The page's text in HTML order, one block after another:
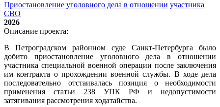
Приостановление уголовного дела в отношении участника
СВО
2026
Описание проекта:
В Петроградском районном суде Санкт-Петербурга было
добито приостановление уголовного дела в отношении
участника специальной военной операции после заключения
им контракта о прохождении военной службы. В ходе дела
последовательно отстаивалась позиция о необходимости
применения статьи 238 УПК РФ и недопустимости
затягивания рассмотрения ходатайства.